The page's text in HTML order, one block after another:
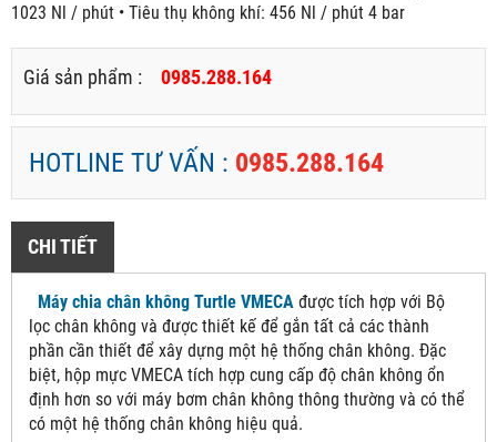
1023 Nl / phút • Tiêu thụ không khí: 456 Nl / phút 4 bar
Giá sản phẩm : 0985.288.164
HOTLINE TƯ VẤN : 0985.288.164
CHI TIẾT
Máy chia chân không Turtle VMECA được tích hợp với Bộ
lọc chân không và được thiết kế để gắn tất cả các thành
phần cần thiết để xây dựng một hệ thống chân không. Đặc
biệt, hộp mực VMECA tích hợp cung cấp độ chân không ổn
định hơn so với máy bơm chân không thông thường và có thể
có một hệ thống chân không hiệu quả.